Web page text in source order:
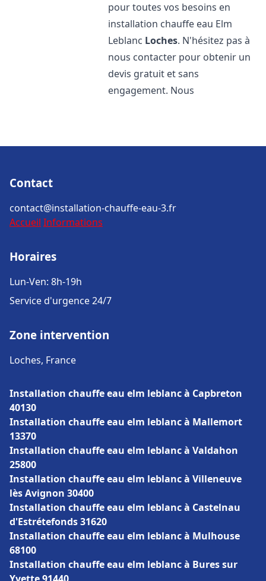
pour toutes vos besoins en
installation chauffe eau Elm
Leblanc Loches. N'hésitez pas à
nous contacter pour obtenir un
devis gratuit et sans
engagement. Nous
Contact
contact@installation-chauffe-eau-3.fr
Accueil Informations
Horaires
Lun-Ven: 8h-19h
Service d'urgence 24/7
Zone intervention
Loches, France
Installation chauffe eau elm leblanc à Capbreton
40130
Installation chauffe eau elm leblanc à Mallemort
13370
Installation chauffe eau elm leblanc à Valdahon
25800
Installation chauffe eau elm leblanc à Villeneuve
lès Avignon 30400
Installation chauffe eau elm leblanc à Castelnau
d'Estrétefonds 31620
Installation chauffe eau elm leblanc à Mulhouse
68100
Installation chauffe eau elm leblanc à Bures sur